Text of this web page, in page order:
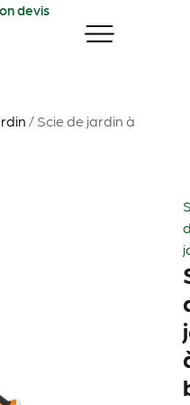
devis
/ Scie de jardin à